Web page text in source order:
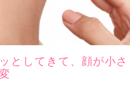
ッとしてきて、顔が小